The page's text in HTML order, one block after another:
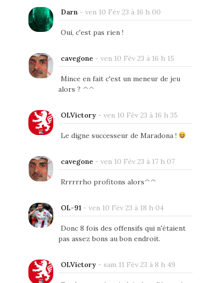
Darn- ven 10 Fév 23 à 16 h 00
Oui, c'est pas rien !
cavegone- ven 10 Fév 23 à 16 h 15
Mince en fait c'est un meneur de jeu
alors ? ^^
OLVictory- ven 10 Fév 23 à 16 h 35
Le digne successeur de Maradona !
cavegone- ven 10 Fév 23 à 17 h 07
Rrrrrrho profitons alors^^
OL-91- ven 10 Fév 23 à 18 h 04
Donc 8 fois des offensifs qui n'étaient
pas assez bons au bon endroit.
OLVictory- sam 11 Fév 23 à 8 h 49